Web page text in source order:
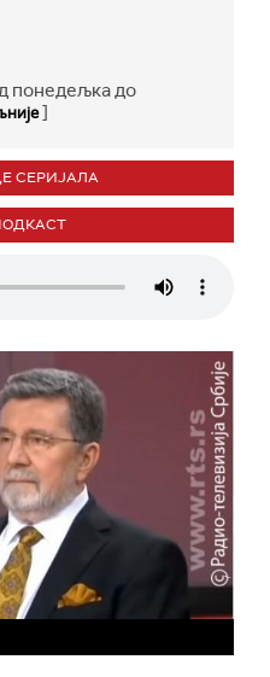
понедељка до
]
СЕРИЈАЛА